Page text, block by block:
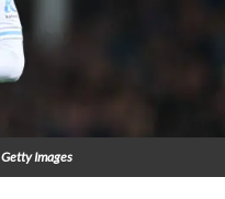
Getty Images